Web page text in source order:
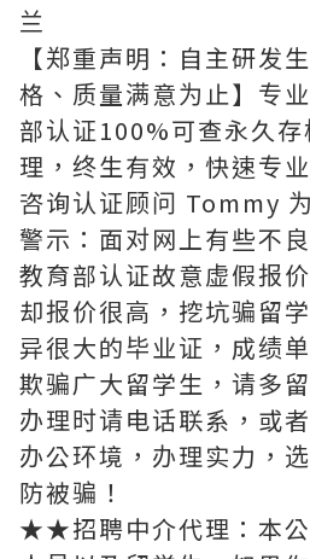
兰
【郑重声明：自主研发
格、质量满意为止】专
部认证100%可查永久
理，终生有效，快速专
咨询认证顾问 Tommy
警示：面对网上有些不
教育部认证故意虚假报
却报价很高，挖坑骗留
异很大的毕业证，成绩
欺骗广大留学生，请多留
办理时请电话联系，或
办公环境，办理实力，
防被骗！
★★招聘中介代理：本